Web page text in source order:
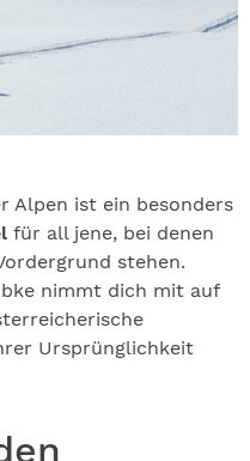
Alpen ist ein besonders
für all jene, bei denen
stehen.
nimmt dich mit auf
Ursprünglichkeit